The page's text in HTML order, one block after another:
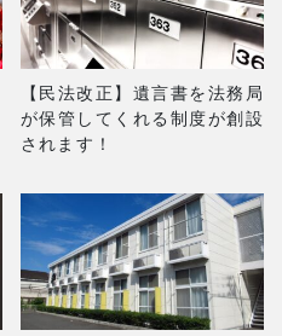
【民法改正】遺言書を法務局
が保管してくれる制度が創設
されます！